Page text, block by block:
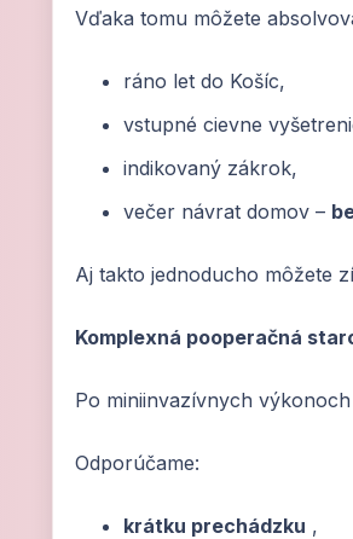
Vďaka tomu môžete
ráno let do Košíc,
vstupné cievne
indikovaný zákrok,
večer návrat domov –
Aj takto jednoducho môžete
Komplexná pooperačná
Po miniinvazívnych
Odporúčame:
krátku prechádzku ,